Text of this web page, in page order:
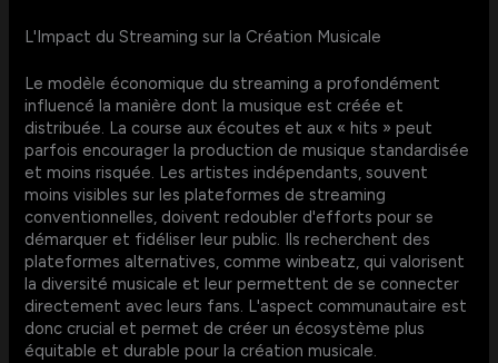
L'Impact du Streaming sur la Création Musicale
Le modèle économique du streaming a profondément
influencé la manière dont la musique est créée et
distribuée. La course aux écoutes et aux « hits » peut
parfois encourager la production de musique standardisée
et moins risquée. Les artistes indépendants, souvent
moins visibles sur les plateformes de streaming
conventionnelles, doivent redoubler d'efforts pour se
démarquer et fidéliser leur public. Ils recherchent des
plateformes alternatives, comme winbeatz, qui valorisent
la diversité musicale et leur permettent de se connecter
directement avec leurs fans. L'aspect communautaire est
donc crucial et permet de créer un écosystème plus
équitable et durable pour la création musicale.